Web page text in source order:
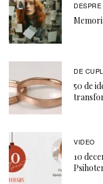
DE
50 de
VIDEO
10